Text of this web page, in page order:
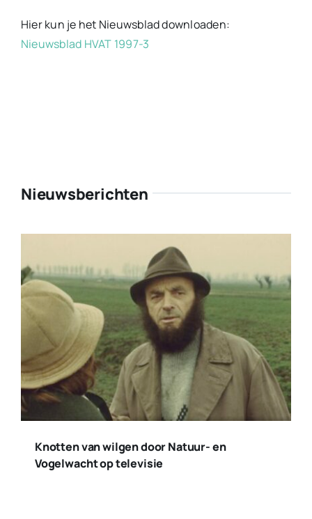
Hier kun je het Nieuwsblad downloaden:
Nieuwsblad HVAT 1997-3
Nieuwsberichten
Knotten van wilgen door Natuur- en
Vogelwacht op televisie